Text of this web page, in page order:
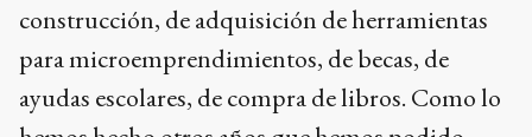
construcción, de adquisición de herramientas
para microemprendimientos, de becas, de
ayudas escolares, de compra de libros. Como lo